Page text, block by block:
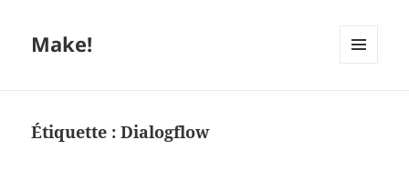
Make!
Étiquette :Dialogflow